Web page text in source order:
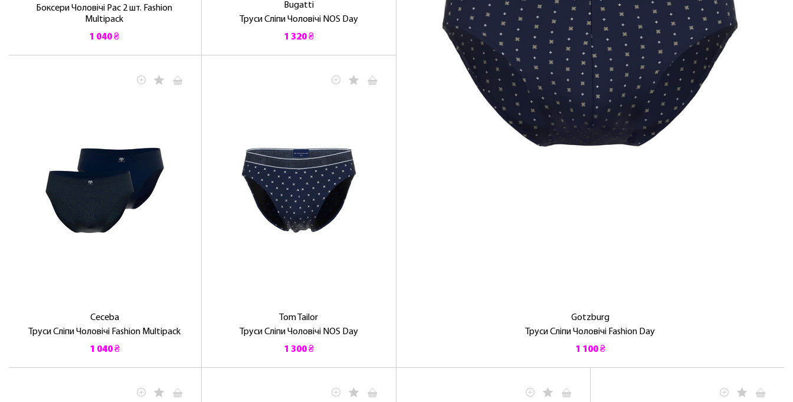
Боксери Чоловічі Pac 2 шт. Fashion
Multipack
1 040 ₴
Bugatti
Труси Сліпи Чоловічі NOS Day
1 320 ₴
Gotzburg
Труси Сліпи Чоловічі Fashion Day
1 100 ₴
Ceceba
Труси Сліпи Чоловічі Fashion Multipack
1 040 ₴
Tom Tailor
Труси Сліпи Чоловічі NOS Day
1 300 ₴